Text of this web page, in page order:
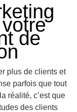
de
plus de clients et
parfois que tout
réalité, c’est que
des clients